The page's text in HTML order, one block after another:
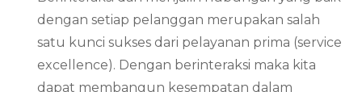
dengan setiap pelanggan merupakan salah
satu kunci sukses dari pelayanan prima (service
excellence). Dengan berinteraksi maka kita
dapat membangun kesempatan dalam